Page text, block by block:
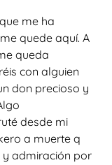
me ha
quede aquí. A
queda
con alguien
don precioso y
desde mi
a muerte q
y admiración por